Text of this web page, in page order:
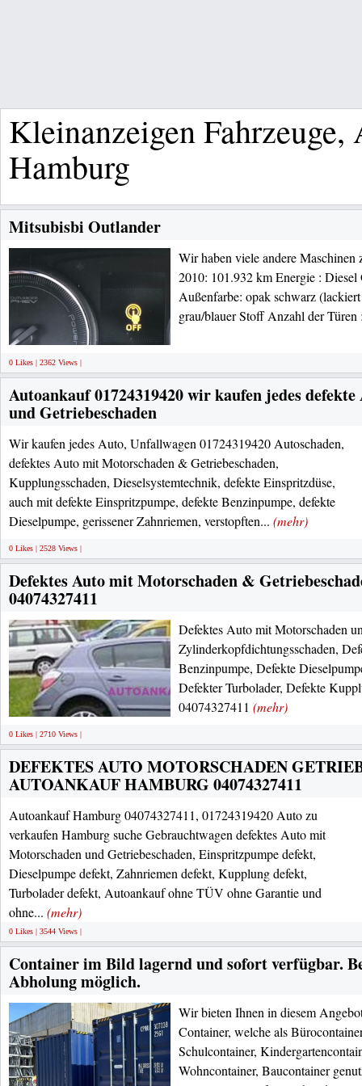
Kleinanzeigen Fahrzeuge,
Hamburg
Mitsubisbi Outlander
Wir haben viele andere
2010: 101.932 km Energie : Diesel
Außenfarbe: opak schwarz
grau/blauer Stoff Anzahl der
0 Likes | 2362 Views |
Autoankauf 01724319420 wir kaufen jedes
und Getriebeschaden
Wir kaufen jedes Auto, Unfallwagen 01724319420 Autoschaden,
defektes Auto mit Motorschaden & Getriebeschaden,
Kupplungsschaden, Dieselsystemtechnik, defekte Einspritzdüse,
auch mit defekte Einspritzpumpe, defekte Benzinpumpe, defekte
Dieselpumpe, gerissener Zahnriemen, verstopften... (mehr)
0 Likes | 2528 Views |
Defektes Auto mit Motorschaden &
04074327411
Defektes Auto mit Motorschaden
Zylinderkopfdichtungsschaden,
Benzinpumpe, Defekte
Defekter Turbolader, Defekte
04074327411 (mehr)
0 Likes | 2710 Views |
DEFEKTES AUTO MOTORSCHADEN
AUTOANKAUF HAMBURG 04074327411
Autoankauf Hamburg 04074327411, 01724319420 Auto zu
verkaufen Hamburg suche Gebrauchtwagen defektes Auto mit
Motorschaden und Getriebeschaden, Einspritzpumpe defekt,
Dieselpumpe defekt, Zahnriemen defekt, Kupplung defekt,
Turbolader defekt, Autoankauf ohne TÜV ohne Garantie und
ohne... (mehr)
0 Likes | 3544 Views |
Container im Bild lagernd und sofort verfügbar.
Abholung möglich.
Wir bieten Ihnen in diesem
Container, welche als
Schulcontainer,
Wohncontainer, Baucontainer